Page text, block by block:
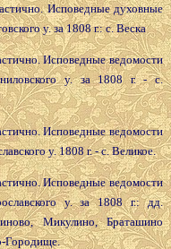
Исповедные духовные
у. за 1808 г.: с. Веска
Исповедные ведомости
у. за 1808 г. - с.
Исповедные ведомости
у. 1808 г. - с. Великое.
Исповедные ведомости
у. за 1808 г.: дд.
Микулино, Браташино
Городище.